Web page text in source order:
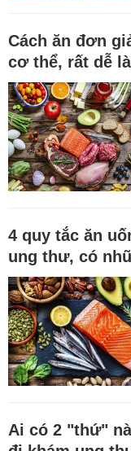
Cách ăn đơn
cơ thể, rất dễ
4 quy tắc ăn
ung thư, có
Ai có 2 "thứ"